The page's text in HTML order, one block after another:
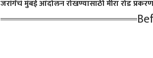
जरांगेंचं मुंबई आंदोलन रोखण्यासाठी मीरा रोड
काँग्रेसचे नेतृत्व